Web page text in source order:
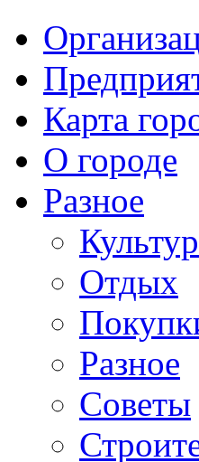
Карта
О городе
Разное
Отдых
Разное
Советы